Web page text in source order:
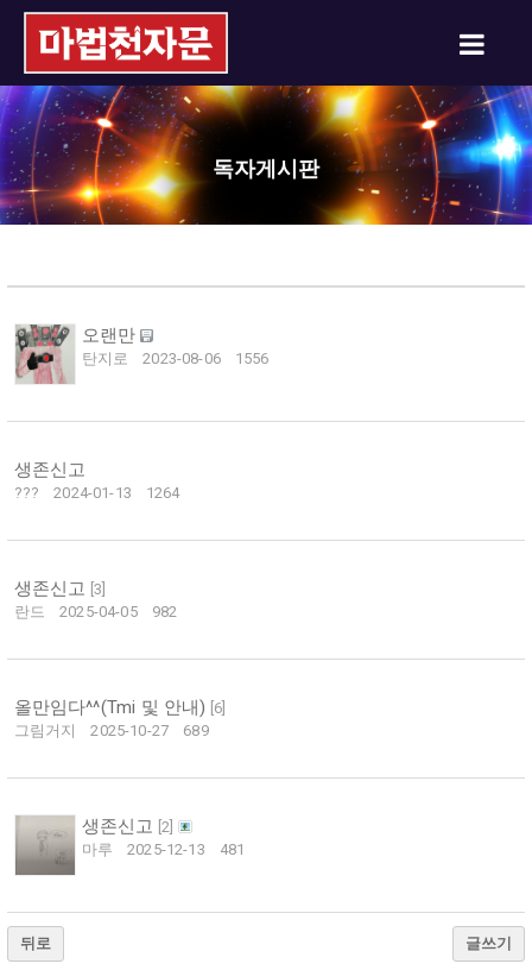
독자게시판
오랜만
탄지로 2023-08-06 1556
생존신고
??? 2024-01-13 1264
생존신고 3
란드
2025-04-05 982
올만임다^^(Tmi 및 안내) 6
그림거지
2025-10-27 689
생존신고 2]
마루
2025-12-13 481
뒤로 글쓰기